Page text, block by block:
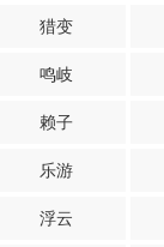
猎变
鸣岐
赖子
乐游
浮云